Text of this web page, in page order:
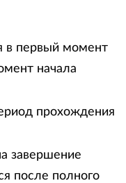
в первый момент
начала
прохождения
завершение
после полного